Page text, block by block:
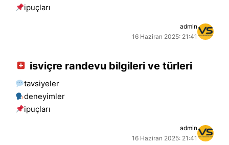
i̇puçları
admin
16 Haziran 2025: 21:41
isviçre randevu bilgileri ve türleri
tavsiyeler
deneyimler
i̇puçları
admin
16 Haziran 2025: 21:41